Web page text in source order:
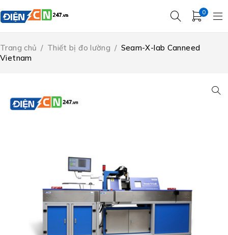
0
Trang chủ / Thiết bị đo lường / Seam-X-lab Canneed
Vietnam